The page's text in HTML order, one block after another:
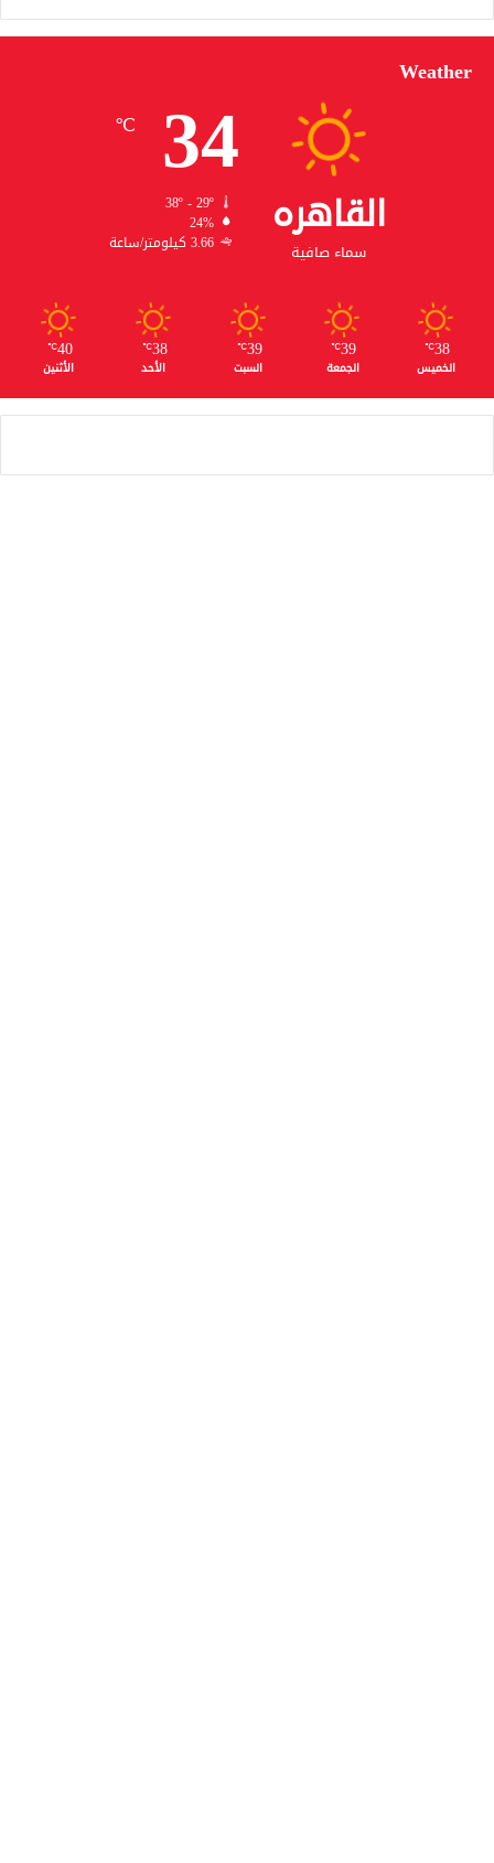
Weather
القاهره
سماء صافية
34
℃
38º - 29º
24%
3.66 كيلومتر/ساعة
38
℃
الخميس
39
℃
الجمعة
39
℃
السبت
38
℃
الأحد
40
℃
الأثنين